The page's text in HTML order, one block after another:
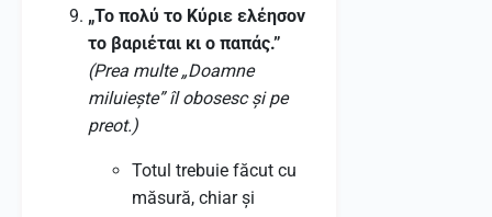
„Το πολύ το Κύριε ελέησον
το βαριέται κι ο παπάς.”
(Prea multe „Doamne
miluiește” îl obosesc și pe
preot.)
Totul trebuie făcut cu
măsură, chiar și